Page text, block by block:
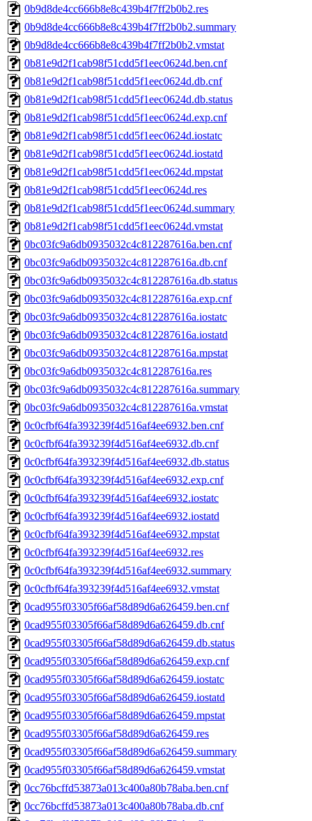
0b9d8de4cc666b8e8c439b4f7ff2b0b2.res
0b9d8de4cc666b8e8c439b4f7ff2b0b2.summary
0b9d8de4cc666b8e8c439b4f7ff2b0b2.vmstat
0b81e9d2f1cab98f51cdd5f1eec0624d.ben.cnf
0b81e9d2f1cab98f51cdd5f1eec0624d.db.cnf
0b81e9d2f1cab98f51cdd5f1eec0624d.db.status
0b81e9d2f1cab98f51cdd5f1eec0624d.exp.cnf
0b81e9d2f1cab98f51cdd5f1eec0624d.iostatc
0b81e9d2f1cab98f51cdd5f1eec0624d.iostatd
0b81e9d2f1cab98f51cdd5f1eec0624d.mpstat
0b81e9d2f1cab98f51cdd5f1eec0624d.res
0b81e9d2f1cab98f51cdd5f1eec0624d.summary
0b81e9d2f1cab98f51cdd5f1eec0624d.vmstat
0bc03fc9a6db0935032c4c812287616a.ben.cnf
0bc03fc9a6db0935032c4c812287616a.db.cnf
0bc03fc9a6db0935032c4c812287616a.db.status
0bc03fc9a6db0935032c4c812287616a.exp.cnf
0bc03fc9a6db0935032c4c812287616a.iostatc
0bc03fc9a6db0935032c4c812287616a.iostatd
0bc03fc9a6db0935032c4c812287616a.mpstat
0bc03fc9a6db0935032c4c812287616a.res
0bc03fc9a6db0935032c4c812287616a.summary
0bc03fc9a6db0935032c4c812287616a.vmstat
0c0cfbf64fa393239f4d516af4ee6932.ben.cnf
0c0cfbf64fa393239f4d516af4ee6932.db.cnf
0c0cfbf64fa393239f4d516af4ee6932.db.status
0c0cfbf64fa393239f4d516af4ee6932.exp.cnf
0c0cfbf64fa393239f4d516af4ee6932.iostatc
0c0cfbf64fa393239f4d516af4ee6932.iostatd
0c0cfbf64fa393239f4d516af4ee6932.mpstat
0c0cfbf64fa393239f4d516af4ee6932.res
0c0cfbf64fa393239f4d516af4ee6932.summary
0c0cfbf64fa393239f4d516af4ee6932.vmstat
0cad955f03305f66af58d89d6a626459.ben.cnf
0cad955f03305f66af58d89d6a626459.db.cnf
0cad955f03305f66af58d89d6a626459.db.status
0cad955f03305f66af58d89d6a626459.exp.cnf
0cad955f03305f66af58d89d6a626459.iostatc
0cad955f03305f66af58d89d6a626459.iostatd
0cad955f03305f66af58d89d6a626459.mpstat
0cad955f03305f66af58d89d6a626459.res
0cad955f03305f66af58d89d6a626459.summary
0cad955f03305f66af58d89d6a626459.vmstat
0cc76bcffd53873a013c400a80b78aba.ben.cnf
0cc76bcffd53873a013c400a80b78aba.db.cnf